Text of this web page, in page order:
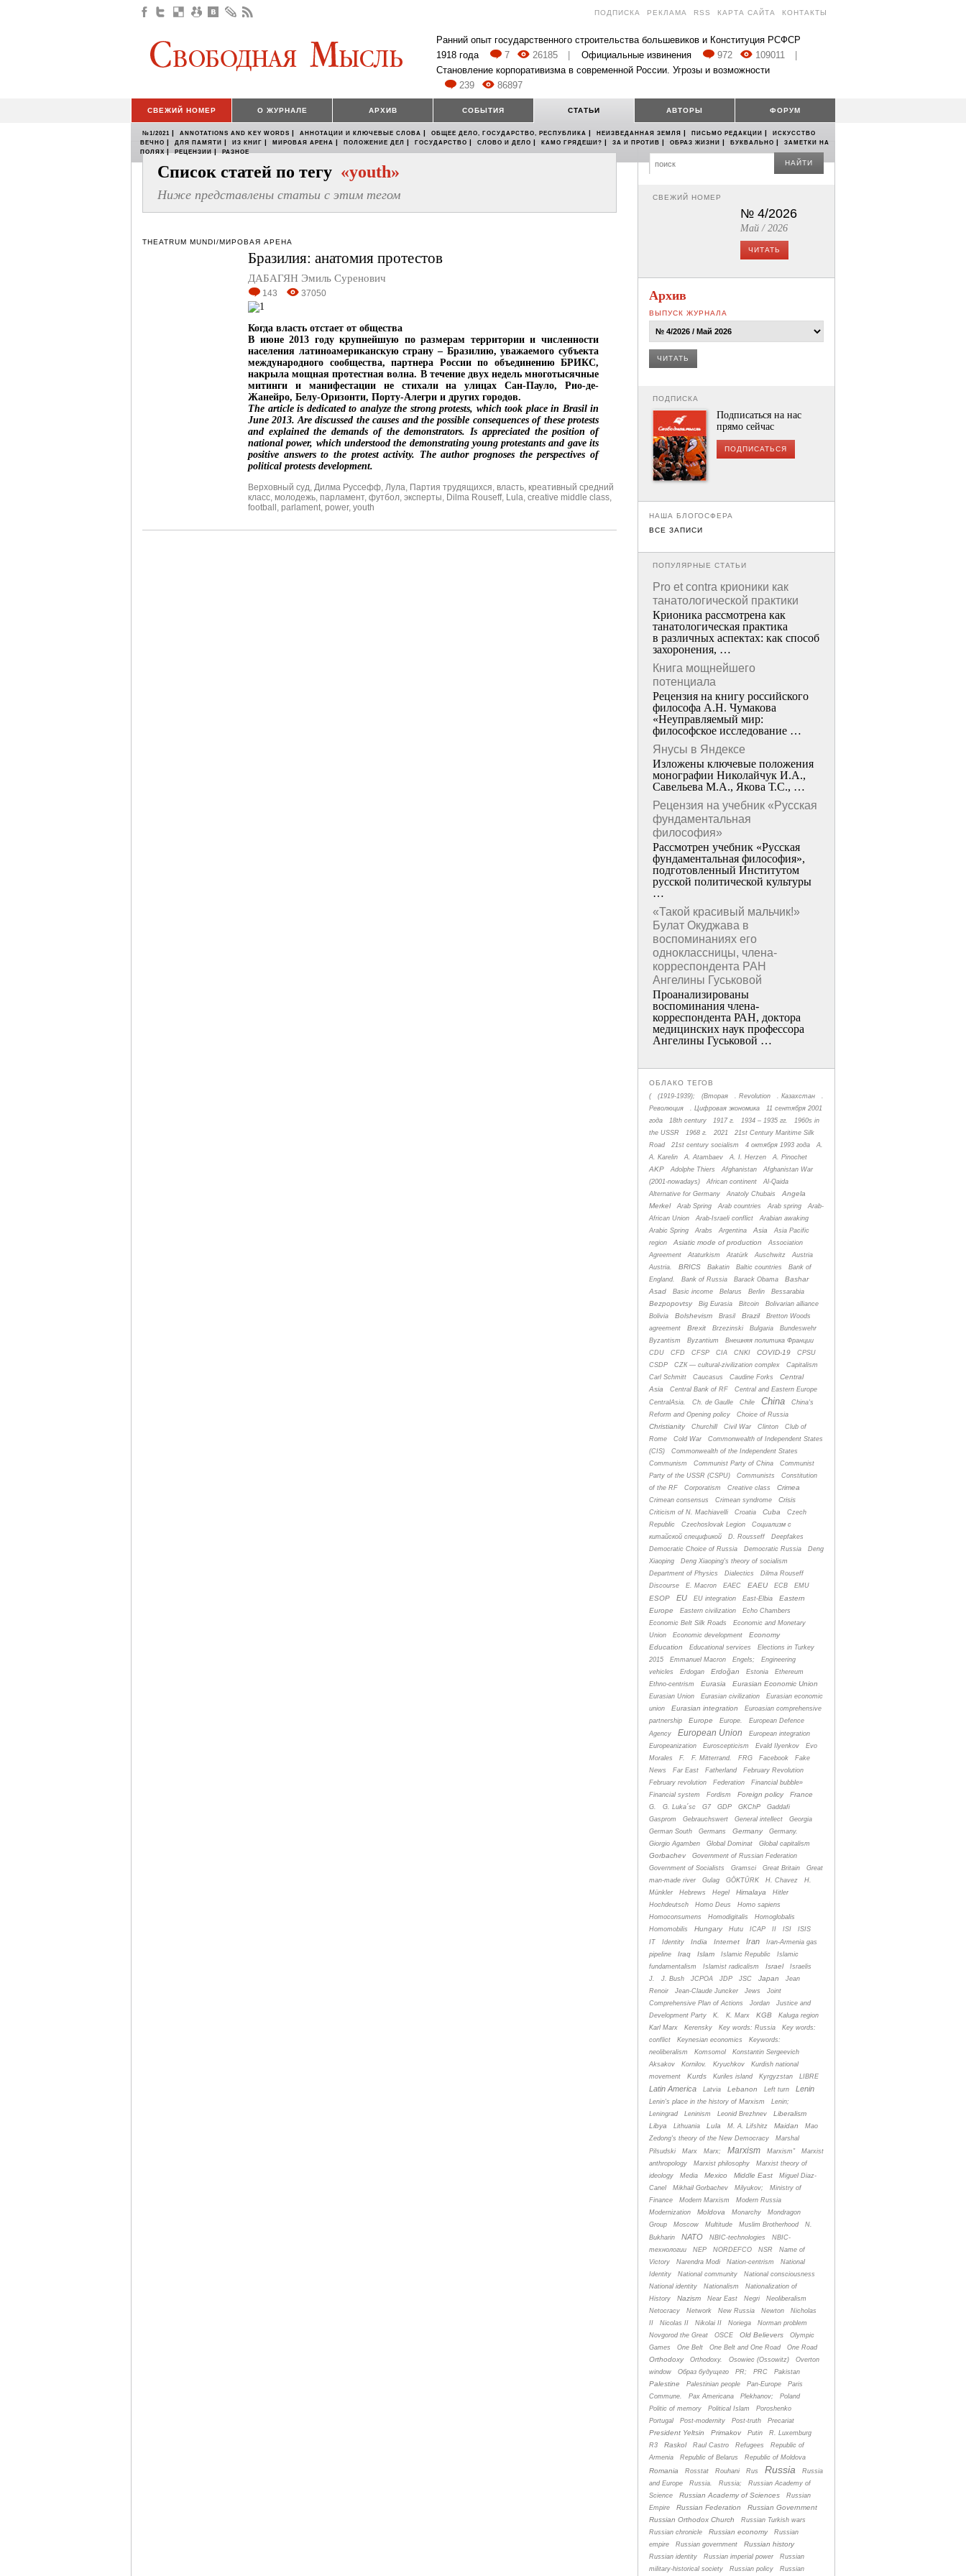
ПОДПИСКА РЕКЛАМА RSS КАРТА САЙТА КОНТАКТЫ
Ранний опыт государственного строительства большевиков и Конституция РСФСР
1918 года
7 26185 Официальные извинения 972 109011
Становление корпоративизма в современной России. Угрозы и возможности
239
86897
СВЕЖИЙ НОМЕР О ЖУРНАЛЕ АРХИВ СОБЫТИЯ СТАТЬИ АВТОРЫ ФОРУМ
№1/2021 | ANNOTATIONS AND KEY WORDS | АННОТАЦИИ И КЛЮЧЕВЫЕ СЛОВА | ОБЩЕЕ ДЕЛО, ГОСУДАРСТВО, РЕСПУБЛИКА | НЕИЗВЕДАННАЯ ЗЕМЛЯ | ПИСЬМО РЕДАКЦИИ |
ИСКУССТВО
ВЕЧНО | ДЛЯ ПАМЯТИ | ИЗ КНИГ | МИРОВАЯ АРЕНА | ПОЛОЖЕНИЕ ДЕЛ | ГОСУДАРСТВО | СЛОВО И ДЕЛО | КАМО ГРЯДЕШИ? | ЗА И ПРОТИВ | ОБРАЗ ЖИЗНИ | БУКВАЛЬНО |
ЗАМЕТКИ НА
ПОЛЯХ | РЕЦЕНЗИИ | РАЗНОЕ
Список статей по тегу «youth»
Ниже представлены статьи с этим тегом
THEATRUM MUNDI/МИРОВАЯ АРЕНА
Бразилия: анатомия протестов
ДАБАГЯН Эмиль Суренович
143 37050
Когда власть отстает от общества
В июне 2013 году крупнейшую по размерам территории и численности
населения латиноамериканскую страну – Бразилию, уважаемого субъекта
международного сообщества, партнера России по объединению БРИКС,
накрыла мощная протестная волна. В течение двух недель многотысячные
митинги и манифестации не стихали на улицах Сан-Пауло, Рио-де-
Жанейро, Белу-Оризонти, Порту-Алегри и других городов.
The article is dedicated to analyze the strong protests, which took place in Brasil in
June 2013. Are discussed the causes and the possible consequences of these protests
and explained the demands of the demonstrators. Is appreciated the position of
national power, which understood the demonstrating young protestants and gave its
positive answers to the protest activity. The author prognoses the perspectives of
political protests development.
Верховный суд, Дилма Руссефф, Лула, Партия трудящихся, власть, креативный средний
класс, молодежь, парламент, футбол, эксперты, Dilma Rouseff, Lula, creative middle class,
football , parlament, power, youth
НАЙТИ
СВЕЖИЙ НОМЕР
№ 4/2026
Май / 2026
ЧИТАТЬ
Архив
ВЫПУСК ЖУРНАЛА
ЧИТАТЬ
ПОДПИСКА
Подписаться на нас
прямо сейчас
ПОДПИСАТЬСЯ
НАША БЛОГОСФЕРА
ВСЕ ЗАПИСИ
ПОПУЛЯРНЫЕ СТАТЬИ
Pro et contra крионики как
танатологической практики
Крионика рассмотрена как
танатологическая практика
в различных аспектах: как способ
захоронения, …
Книга мощнейшего
потенциала
Рецензия на книгу российского
философа А.Н. Чумакова
«Неуправляемый мир:
философское исследование …
Янусы в Яндексе
Изложены ключевые положения
монографии Николайчук И.А.,
Савельева М.А., Якова Т.С., …
Рецензия на учебник «Русская
фундаментальная
философия»
Рассмотрен учебник «Русская
фундаментальная философия»,
подготовленный Институтом
русской политической культуры
…
«Такой красивый мальчик!»
Булат Окуджава в
воспоминаниях его
одноклассницы, члена-
корреспондента РАН
Ангелины Гуськовой
Проанализированы
воспоминания члена­
корреспондента РАН, доктора
медицинских наук профессора
Ангелины Гуськовой …
ОБЛАКО ТЕГОВ
( (1919-1939); (Вторая . Revolution . Казахстан
.
Революция
. Цифровая экономика
11 сентября 2001
года
18th century 1917 г. 1934 – 1935 гг.
1960s in
the USSR
1968 г. 2021
21st Century Maritime Silk
Road
21st century socialism 4 октября 1993 года
A.
A. Karelin
A. Atambaev A. I. Herzen A. Pinochet
AKP Adolphe Thiers Afghanistan
Afghanistan War
(2001-nowadays)
African continent
Al-Qaida
Alternative for Germany
Anatoly Chubais
Angela
Merkel
Arab Spring Arab countries Arab spring
Arab-
African Union
Arab-Israeli conflict
Arabian awaking
Arabic Spring
Arabs Argentina Asia
Asia Pacific
region
Asiatic mode of production
Association
Agreement
Ataturkism Atatürk Auschwitz
Austria
Austria.
BRICS Bakatin Baltic countries
Bank of
England.
Bank of Russia Barack Obama
Bashar
Asad
Basic income Belarus Berlin Bessarabia
Bezpopovtsy Big Eurasia Bitcoin
Bolivarian alliance
Bolivia
Bolshevism Brasil Brazil
Bretton Woods
agreement
Brexit Brzezinski Bulgaria
Bundeswehr
Byzantism
Byzantium
Bнешняя политика Франции
CDU
CFD CFSP CIA CNKI COVID-19
CPSU
CSDP
CZК — cultural-zivilization complex
Capitalism
Carl Schmitt
Caucasus Caudine Forks
Central
Asia
Central Bank of RF
Central and Eastern Europe
CentralAsia.
Ch. de Gaulle Chile China
China's
Reform and Opening policy
Choice of Russia
Christianity Churchill Civil War Clinton
Club of
Rome
Cold War
Commonwealth of Independent States
(CIS)
Commonwealth of the Independent States
Communism
Communist Party of China
Communist
Party of the USSR (CSPU)
Communists
Constitution
of the RF
Corporatism Creative class Crimea
Crimean consensus Crimean syndrome Crisis
Criticism of N. Machiavelli Croatia Cuba
Czech
Republic
Czechoslovak Legion
Cоциализм с
китайской спецификой
D. Rousseff
Deepfakes
Democratic Choice of Russia
Democratic Russia
Deng
Xiaoping
Deng Xiaoping's theory of socialism
Department of Physics
Dialectics
Dilma Rouseff
Discourse
E. Macron EAEC EAEU ECB EMU
ESOP EU EU integration East-Elbia
Eastern
Europe
Eastern civilization
Echo Chambers
Economic Belt Silk Roads
Economic and Monetary
Union
Economic development
Economy
Education
Educational services
Elections in Turkey
2015
Emmanuel Macron Engels;
Engineering
vehicles
Erdogan Erdoğan Estonia
Ethereum
Ethno-centrism
Eurasia Eurasian Economic Union
Eurasian Union Eurasian civilization
Eurasian economic
union
Eurasian integration
Euroasian comprehensive
partnership
Europe Europe.
European Defence
Agency
European Union
European integration
Europeanization
Euroscepticism Evald Ilyenkov
Evo
Morales
F. F. Mitterrand. FRG Facebook
Fake
News
Far East Fatherland
February Revolution
February revolution
Federation
Financial bubble»
Financial system
Fordism Foreign policy France
G. G. Luka´sc G7 GDP GKChP
Gaddafi
Gasprom
Gebrauchswert General intellect
Georgia
German South
Germans Germany
Germany.
Giorgio Agamben
Global Dominat Global capitalism
Gorbachev
Government of Russian Federation
Government of Socialists
Gramsci Great Britain
Great
man-made river
Gulag GÖKTÜRK H. Chavez
H.
Münkler
Hebrews Hegel Himalaya
Hitler
Hochdeutsch
Homo Deus
Homo sapiens
Homoconsumens
Homodigitalis
Homoglobalis
Homomobilis
Hungary Hutu ICAP II ISI
ISIS
IT
Identity India Internet Iran
Iran-Armenia gas
pipeline
Iraq Islam Islamic Republic
Islamic
fundamentalism
Islamist radicalism Israel
Israelis
J.
J. Bush JCPOA JDP JSC Japan
Jean
Renoir
Jean-Claude Juncker Jews
Joint
Comprehensive Plan of Actions
Jordan
Justice and
Development Party
K. K. Marx KGB
Kaluga region
Karl Marx
Kerensky Key words: Russia
Key words:
conflict
Keynesian economics
Keywords:
neoliberalism
Komsomol
Konstantin Sergeevich
Aksakov
Kornilov. Kryuchkov
Kurdish national
movement
Kurds Kuriles island Kyrgyzstan LIBRE
Latin America Latvia Lebanon Left turn Lenin
Lenin's place in the history of Marxism
Lenin;
Leningrad
Leninism Leonid Brezhnev
Liberalism
Libya
Lithuania Lula M. A. Lifshitz Maidan
Mao
Zedong's theory of the New Democracy
Marshal
Pilsudski
Marx Marx; Marxism Marxism”
Marxist
anthropology
Marxist philosophy
Marxist theory of
ideology
Media Mexico Middle East
Miguel Diaz-
Canel
Mikhail Gorbachev Milyukov;
Ministry of
Finance
Modern Marxism
Modern Russia
Modernization
Moldova Monarchy
Mondragon
Group
Moscow Multitude Muslim Brotherhood
N.
Bukharin
NATO NBIC-technologies
NBIC-
технологии
NEP NORDEFCO NSR
Name of
Victory
Narendra Modi Nation-centrism
National
Identity
National community
National consciousness
National identity
Nationalism
Nationalization of
History
Nazism Near East Negri
Neoliberalism
Netocracy
Network New Russia Newton
Nicholas
II
Nicolas II Nikolai II Noriega
Norman problem
Novgorod the Great
OSCE Old Believers
Olympic
Games
One Belt One Belt and One Road One Road
Orthodoxy Orthodoxy. Osowiec (Ossowitz)
Overton
window
Oбраз будущего PR; PRC Pakistan
Palestine Palestinian people Pan-Europe
Paris
Commune.
Pax Americana Plekhanov;
Poland
Politic of memory
Political Islam
Poroshenko
Portugal
Post-modernity Post-truth Precariat
President Yeltsin Primakov Putin
R. Luxemburg
R3
Raskol Raul Castro Refugees
Republic of
Armenia
Republic of Belarus Republic of Moldova
Romania Rosstat Rouhani Rus Russia
Russia
and Europe
Russia. Russia;
Russian Academy of
Science
Russian Academy of Sciences
Russian
Empire
Russian Federation
Russian Government
Russian Orthodox Church
Russian Turkish wars
Russian chronicle
Russian economy
Russian
empire
Russian government Russian history
Russian identity Russian imperial power
Russian
military-historical society
Russian policy Russian